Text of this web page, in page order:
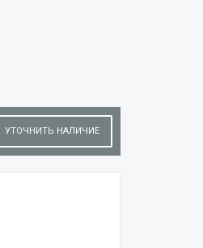
УТОЧНИТЬ НАЛИЧИЕ